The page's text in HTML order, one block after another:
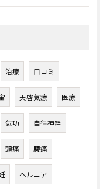
治療 口コミ
天啓気療 医療
気功 自律神経
頭痛 腰痛
ヘルニア